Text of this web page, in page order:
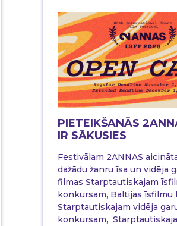
PIETEIKŠANĀS
IR SĀKUSIES
Festivālam 2ANNAS
dažādu žanru īsa un vidēja
filmas Starptautiskajam
konkursam, Baltijas īsfilmu
Starptautiskajam vidēja
konkursam,